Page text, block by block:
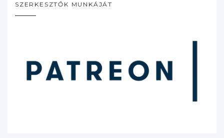
SZERKESZTŐK MUNKÁJÁT